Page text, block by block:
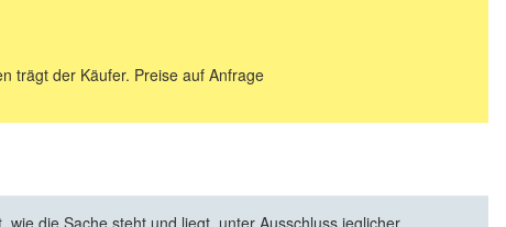
trägt der Käufer. Preise auf Anfrage